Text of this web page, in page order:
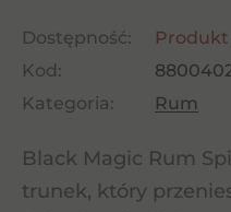
Dostępność:
Kod:
Kategoria:
Rum
Black Magic Rum
trunek, który